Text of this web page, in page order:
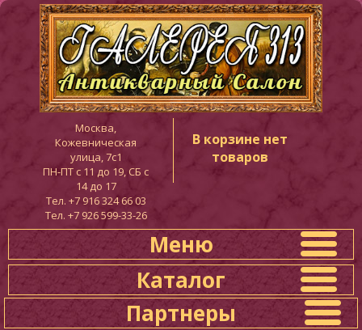
Москва,
Кожевническая
улица, 7с1
ПН-ПТ c 11 до 19, СБ с
14 до 17
Тел. +7 916 324 66 03
Тел. +7 926 599-33-26
В корзине нет
товаров
Меню
Каталог
Партнеры